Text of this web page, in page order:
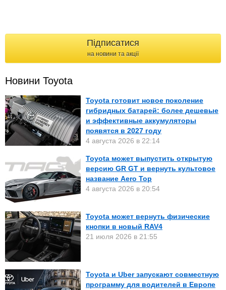
Підписатися
на новини та акції
Новини Toyota
Toyota готовит новое поколение
гибридных батарей: более дешевые
и эффективные аккумуляторы
появятся в 2027 году
4 августа 2026 в 22:14
Toyota может выпустить открытую
версию GR GT и вернуть культовое
название Aero Top
4 августа 2026 в 20:54
Toyota может вернуть физические
кнопки в новый RAV4
21 июля 2026 в 21:55
Toyota и Uber запускают совместную
программу для водителей в Европе